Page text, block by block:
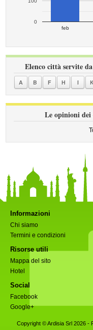
feb
0
Elenco città servite
A B F H I
Le opinioni
Informazioni
Chi siamo
Termini e condizioni
Risorse utili
Mappa del sito
Hotel
Social
Facebook
Google+
Copyright © Ardisia Srl 2026 -